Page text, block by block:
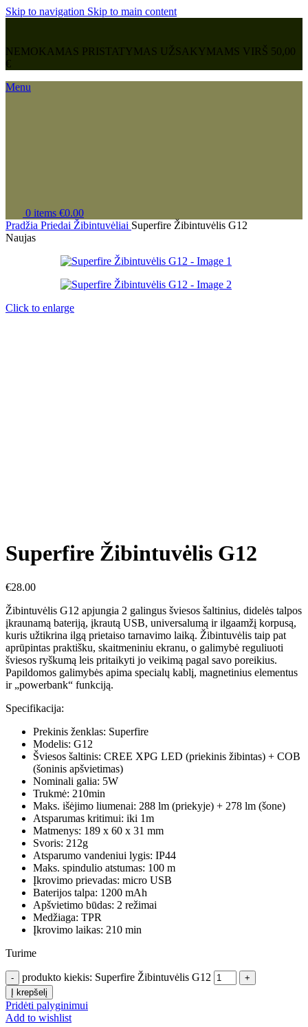
Skip to navigation Skip to main content
NEMOKAMAS PRISTATYMAS UŽSAKYMAMS VIRŠ 50,00
€
Menu
0 items €0.00
Pradžia Priedai Žibintuvėliai Superfire Žibintuvėlis G12
Naujas
Click to enlarge
Superfire Žibintuvėlis G12
€28.00
Žibintuvėlis G12 apjungia 2 galingus šviesos šaltinius, didelės talpos
įkraunamą bateriją, įkrautą USB, universalumą ir ilgaamžį korpusą,
kuris užtikrina ilgą prietaiso tarnavimo laiką. Žibintuvėlis taip pat
aprūpintas praktišku, skaitmeniniu ekranu, o galimybė reguliuoti
šviesos ryškumą leis pritaikyti jo veikimą pagal savo poreikius.
Papildomos galimybės apima specialų kablį, magnetinius elementus
ir „powerbank“ funkciją.
Specifikacija:
Prekinis ženklas: Superfire
Modelis: G12
Šviesos šaltinis: CREE XPG LED (priekinis žibintas) + COB
(šoninis apšvietimas)
Nominali galia: 5W
Trukmė: 210min
Maks. išėjimo liumenai: 288 lm (priekyje) + 278 lm (šone)
Atsparumas kritimui: iki 1m
Matmenys: 189 x 60 x 31 mm
Svoris: 212g
Atsparumo vandeniui lygis: IP44
Maks. spindulio atstumas: 100 m
Įkrovimo prievadas: micro USB
Baterijos talpa: 1200 mAh
Apšvietimo būdas: 2 režimai
Medžiaga: TPR
Įkrovimo laikas: 210 min
Turime
produkto kiekis: Superfire Žibintuvėlis G12
Į krepšelį
Pridėti palyginimui
Add to wishlist